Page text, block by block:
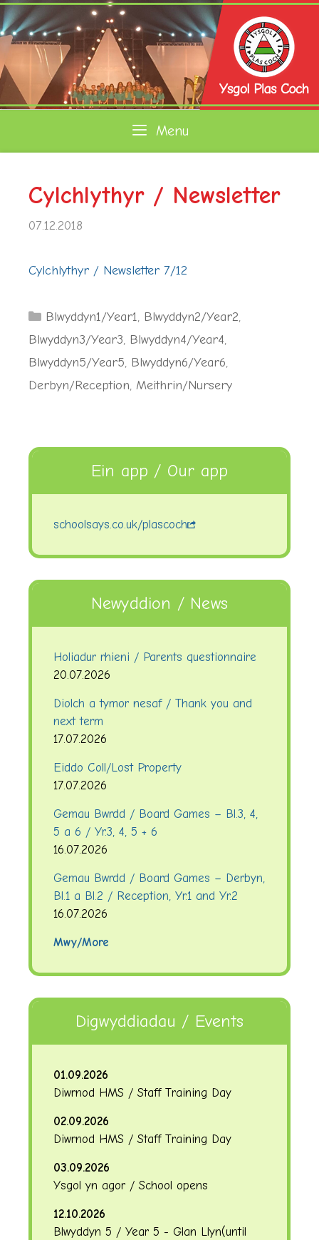
Skip
to
content
Menu
Cylchlythyr / Newsletter
07.12.2018
Cylchlythyr / Newsletter 7/12
Categories
Blwyddyn1/Year1, Blwyddyn2/Year2,
Blwyddyn3/Year3, Blwyddyn4/Year4,
Blwyddyn5/Year5, Blwyddyn6/Year6,
Derbyn/Reception, Meithrin/Nursery
Ein app / Our app
schoolsays.co.uk/plascoch
Newyddion / News
Holiadur rhieni / Parents questionnaire
20.07.2026
Diolch a tymor nesaf / Thank you and
next term
17.07.2026
Eiddo Coll/Lost Property
17.07.2026
Gemau Bwrdd / Board Games – Bl.3, 4,
5 a 6 / Yr.3, 4, 5 + 6
16.07.2026
Gemau Bwrdd / Board Games – Derbyn,
Bl.1 a Bl.2 / Reception, Yr.1 and Yr.2
16.07.2026
Mwy/More
Digwyddiadau / Events
01.09.2026
Diwrnod HMS / Staff Training Day
02.09.2026
Diwrnod HMS / Staff Training Day
03.09.2026
Ysgol yn agor / School opens
12.10.2026
Blwyddyn 5 / Year 5 - Glan Llyn(until